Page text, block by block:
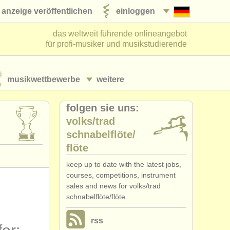
einloggen
anzeige veröffentlichen
das weltweit führende onlineangebot
für profi-musiker und musikstudierende
weitere
musikwettbewerbe
folgen sie uns:
volks/trad
schnabelflöte/
flöte
keep up to date with the latest jobs,
courses, competitions, instrument
sales and news for volks/trad
schnabelflöte/flöte.
rss